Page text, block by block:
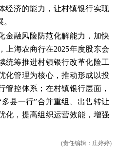
经济的能力，让村镇银行实现
金融风险防范化解能力，加快
上海农商行在2025年度股东会
统筹推进村镇银行改革化险工
化管理为核心，推动形成以投
管控体系；在村镇银行层面，
县一行”合并重组、出售转让
化，提高组织运营效能，增强
(责任编辑：庄婷婷)